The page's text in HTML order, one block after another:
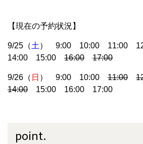
【現在の予約状況】
9/25（土 ） 9:00 10:00 11:00
14:00 15:00 16:00 17:00
9/26（ 日 ） 9:00 10:00 11:00
14:00 15:00 16:00 17:00
point.